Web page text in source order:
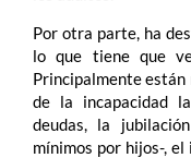
Por otra parte, ha
lo que tiene que
Principalmente
de la incapacidad
deudas, la
mínimos por hijos-,